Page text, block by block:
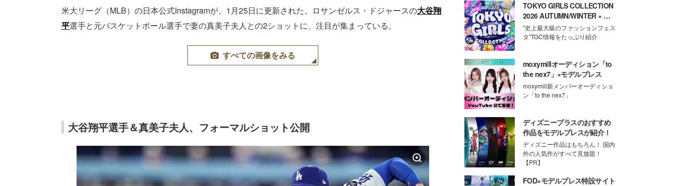
米大リーグ（MLB）の日本公式Instagramが、1月25日に更新された。ロサンゼルス・ドジャースの大谷翔
平選手と元バスケットボール選手で妻の真美子夫人との2ショットに、注目が集まっている。
すべての画像をみる
大谷翔平選手＆真美子夫人、フォーマルショット公開
TOKYO GIRLS COLLECTION
2026 AUTUMN/WINTER × モ
デルプレス
"史上最大級のファッションフェス
タ"TGC情報をたっぷり紹介
moxymillオーディション「to
the nex7」×モデルプレス
moxymill新メンバーオーディショ
ン「to the nex7」
ディズニープラスのおすすめ
作品をモデルプレスが紹介！
ディズニー作品はもちろん！ 国内
外の人気作がすべて見放題！
【PR】
FOD×モデルプレス特設サイト